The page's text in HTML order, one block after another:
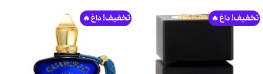
تخفیف! تخفیف!